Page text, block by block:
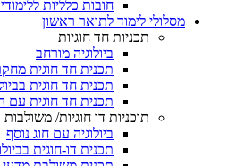
חובות כלליות
מסלולי לימוד לתואר ראשון
תכניות חד חוגיות
ביולוגיה מורחב
תכנית חד חוגית
תכנית חד חוגית
תכנית חד חוגית עם
תוכניות דו חוגיות/ משולבות
ביולוגיה עם חוג נוסף
תכנית דו-חוגית